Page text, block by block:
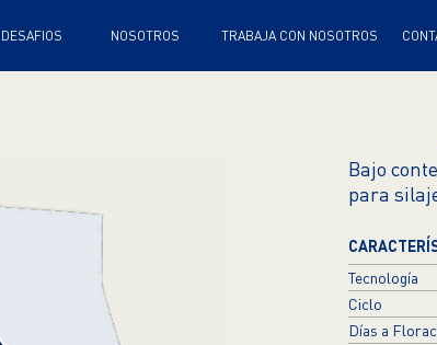
TRABAJA CON NOSOTROS
Bajo
para
Tecnología
Ciclo
Días a